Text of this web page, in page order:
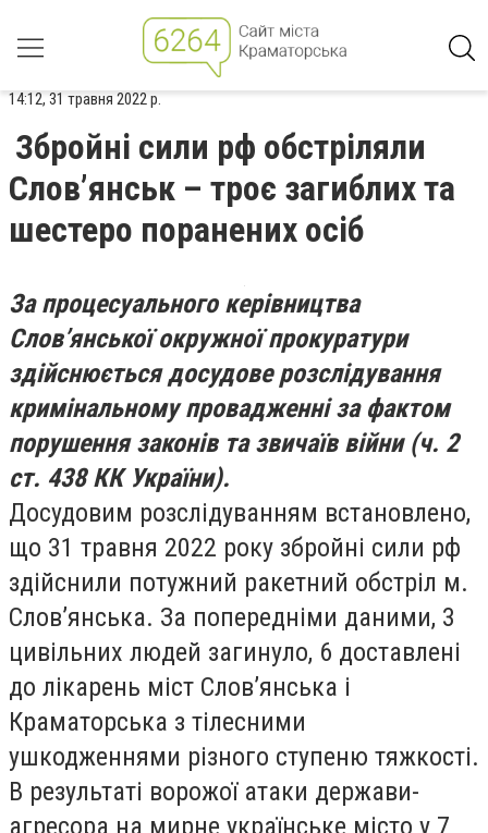
14:12, 31 травня 2022 р.
Збройні сили рф обстріляли
Слов’янськ – троє загиблих та
шестеро поранених осіб
За процесуального керівництва
Слов’янської окружної прокуратури
здійснюється досудове розслідування
кримінальному провадженні за фактом
порушення законів та звичаїв війни (ч. 2
ст. 438 КК України).
Досудовим розслідуванням встановлено,
що 31 травня 2022 року збройні сили рф
здійснили потужний ракетний обстріл м.
Слов’янська. За попередніми даними, 3
цивільних людей загинуло, 6 доставлені
до лікарень міст Слов’янська і
Краматорська з тілесними
ушкодженнями різного ступеню тяжкості.
В результаті ворожої атаки держави-
агресора на мирне українське місто у 7